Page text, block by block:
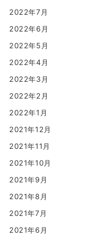
2022年7月
2022年6月
2022年5月
2022年4月
2022年3月
2022年2月
2022年1月
2021年12月
2021年11月
2021年10月
2021年9月
2021年8月
2021年7月
2021年6月